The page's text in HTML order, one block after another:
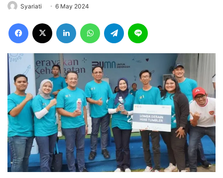
Syariati 6 May 2024
Facebook LinkedIn WhatsAppTelegram